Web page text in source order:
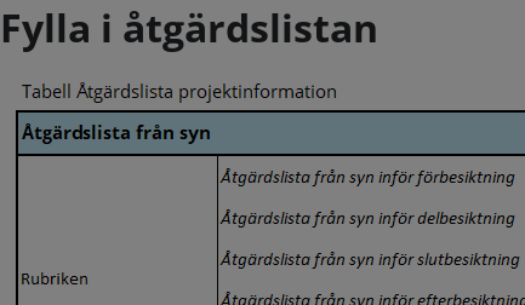
Fylla i åtgärdslistan